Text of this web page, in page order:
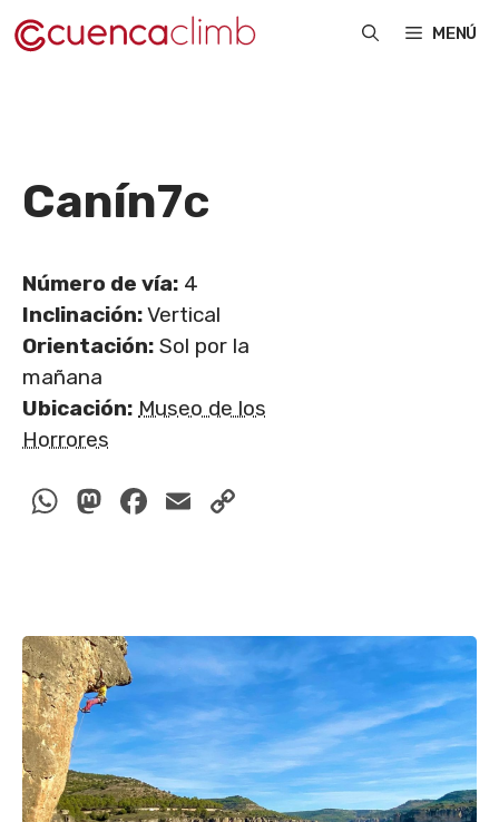
Saltar
al
MENÚ
Canín7c
Número de vía: 4
Inclinación:Vertical
Orientación: Sol por la
mañana
Ubicación: Museo de los
Horrores
WhatsApp
Mastodon
Facebook
Email